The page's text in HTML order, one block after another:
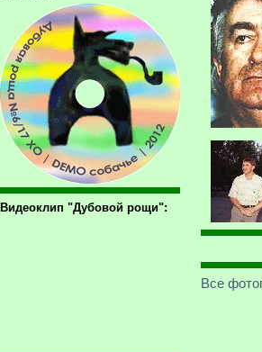
Видеоклип "Дубовой рощи":
Все